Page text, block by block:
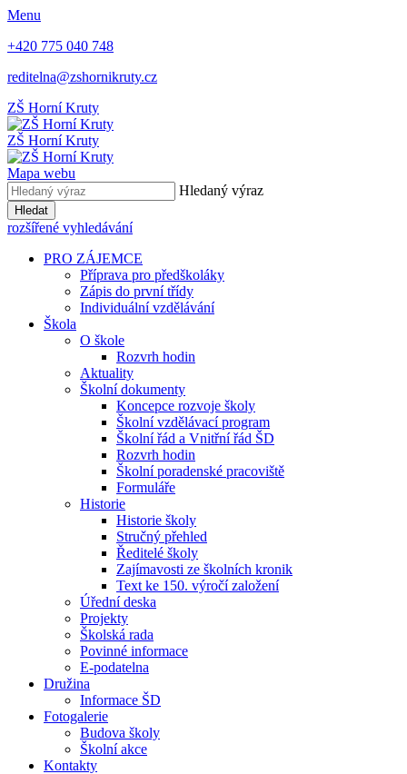
Menu
+420 775 040 748
reditelna@zshornikruty.cz
ZŠ Horní Kruty
ZŠ Horní Kruty
Mapa webu
Hledaný výraz
Hledat
rozšířené vyhledávání
PRO ZÁJEMCE
Příprava pro předškoláky
Zápis do první třídy
Individuální vzdělávání
Škola
O škole
Rozvrh hodin
Aktuality
Školní dokumenty
Koncepce rozvoje školy
Školní vzdělávací program
Školní řád a Vnitřní řád ŠD
Rozvrh hodin
Školní poradenské pracoviště
Formuláře
Historie
Historie školy
Stručný přehled
Ředitelé školy
Zajímavosti ze školních kronik
Text ke 150. výročí založení
Úřední deska
Projekty
Školská rada
Povinné informace
E-podatelna
Družina
Informace ŠD
Fotogalerie
Budova školy
Školní akce
Kontakty